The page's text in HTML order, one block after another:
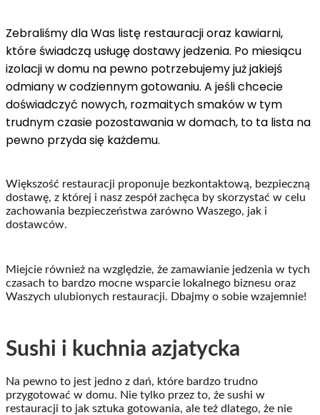
Zebraliśmy dla Was listę restauracji oraz kawiarni,
które świadczą usługę dostawy jedzenia. Po miesiącu
izolacji w domu na pewno potrzebujemy już jakiejś
odmiany w codziennym gotowaniu. A jeśli chcecie
doświadczyć nowych, rozmaitych smaków w tym
trudnym czasie pozostawania w domach, to ta lista na
pewno przyda się każdemu.
Większość restauracji proponuje bezkontaktową, bezpieczną
dostawę, z której i nasz zespół zachęca by skorzystać w celu
zachowania bezpieczeństwa zarówno Waszego, jak i
dostawców.
Miejcie również na względzie, że zamawianie jedzenia w tych
czasach to bardzo mocne wsparcie lokalnego biznesu oraz
Waszych ulubionych restauracji. Dbajmy o sobie wzajemnie!
Sushi i kuchnia azjatycka
Na pewno to jest jedno z dań, które bardzo trudno
przygotować w domu. Nie tylko przez to, że sushi w
restauracji to jak sztuka gotowania, ale też dlatego, że nie